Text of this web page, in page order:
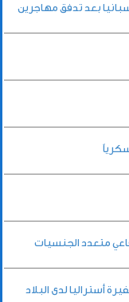
بعد تدفق مهاجرين
متعدد الجنسيات
أستراليا لدى البلاد